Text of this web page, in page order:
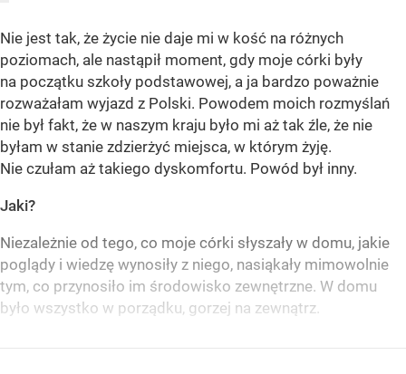
Nie jest tak, że życie nie daje mi w kość na różnych
poziomach, ale nastąpił moment, gdy moje córki były
na początku szkoły podstawowej, a ja bardzo poważnie
rozważałam wyjazd z Polski. Powodem moich rozmyślań
nie był fakt, że w naszym kraju było mi aż tak źle, że nie
byłam w stanie zdzierżyć miejsca, w którym żyję.
Nie czułam aż takiego dyskomfortu. Powód był inny.
Jaki?
Niezależnie od tego, co moje córki słyszały w domu, jakie
poglądy i wiedzę wynosiły z niego, nasiąkały mimowolnie
tym, co przynosiło im środowisko zewnętrzne. W domu
było wszystko w porządku, gorzej na zewnątrz.